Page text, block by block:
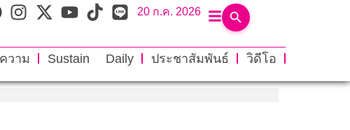
20 ก.ค. 2026
วาม Sustain Daily ประชาสัมพันธ์
วิดีโอ